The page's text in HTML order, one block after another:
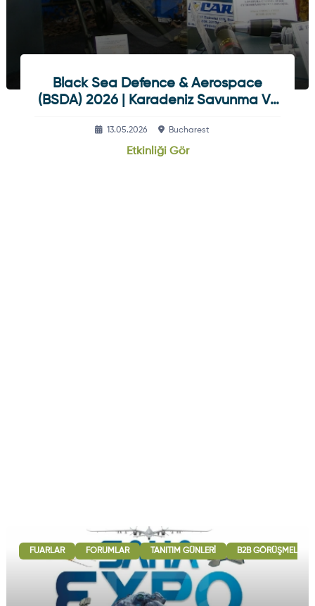
Black Sea Defence & Aerospace
(BSDA) 2026 | Karadeniz Savunma Ve
13.05.2026 Bucharest
Etkinliği Gör
FUARLAR FORUMLAR TANITIM GÜNLERI B2B GÖRÜŞMELERI